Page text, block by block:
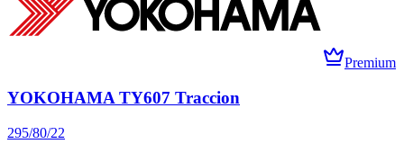
Premium
YOKOHAMA TY607 Traccion
295/80/22